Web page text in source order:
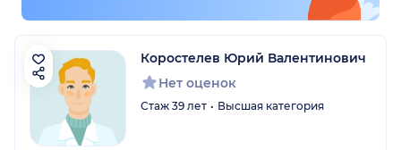
Коростелев Юрий Валентинович
Нет оценок
Стаж 39 лет Высшая категория